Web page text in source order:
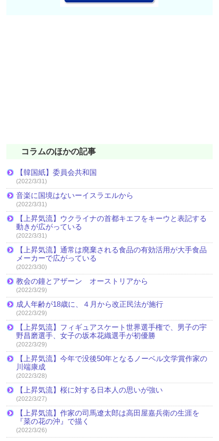
コラムのほかの記事
【韓国紙】委員会共和国
(2022/3/31)
音楽に国境はないーイスラエルから
(2022/3/31)
【上昇気流】ウクライナの首都キエフをキーウと表記する
動きが広がっている
(2022/3/31)
【上昇気流】通常は廃棄される食品の有効活用が大手食品
メーカーで広がっている
(2022/3/30)
教会の鐘とアザーン オーストリアから
(2022/3/29)
成人年齢が18歳に、４月から改正民法が施行
(2022/3/29)
【上昇気流】フィギュアスケート世界選手権で、男子の宇
野昌磨選手、女子の坂本花織選手が初優勝
(2022/3/29)
【上昇気流】今年で没後50年となるノーベル文学賞作家の
川端康成
(2022/3/28)
【上昇気流】桜に対する日本人の思いが強い
(2022/3/27)
【上昇気流】作家の司馬遼太郎は高田屋嘉兵衛の生涯を
『菜の花の沖』で描く
(2022/3/26)